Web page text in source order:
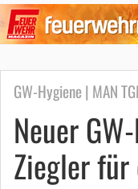
GW-Hygiene | MAN
Neuer
Ziegler für